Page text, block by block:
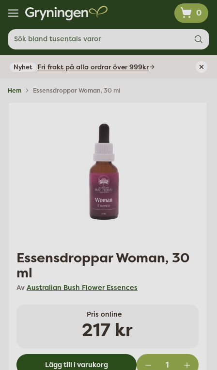
0
Sök bland tusentals varor
Nyhet Fri frakt på alla ordrar över 999kr
Hem Essensdroppar Woman, 30 ml
Essensdroppar Woman, 30
ml
Av Australian Bush Flower Essences
Pris online
Ordinarie
pris
217 kr
Lägg till i varukorg